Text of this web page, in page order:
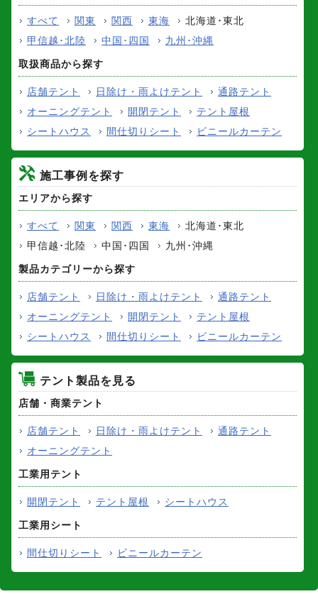
すべて 関東 関西 東海
北海道･東北
甲信越･北陸
中国･四国 九州･沖縄
取扱商品から探す
店舗テント 日除け・雨よけテント
通路テント
オーニングテント
開閉テント
テント屋根
シートハウス
間仕切りシート ビニールカーテン
施工事例を探す
エリアから探す
すべて 関東 関西 東海
北海道･東北
甲信越･北陸
中国･四国 九州･沖縄
製品カテゴリーから探す
店舗テント 日除け・雨よけテント
通路テント
オーニングテント
開閉テント
テント屋根
シートハウス
間仕切りシート ビニールカーテン
テント製品を見る
店舗・商業テント
店舗テント 日除け・雨よけテント
通路テント
オーニングテント
工業用テント
開閉テント テント屋根 シートハウス
工業用シート
間仕切りシート ビニールカーテン